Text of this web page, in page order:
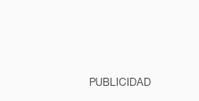
PUBLICIDAD